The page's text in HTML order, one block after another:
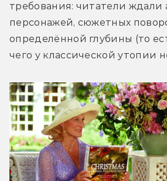
требования: читатели ждали
персонажей, сюжетных
определённой глубины (то
чего у классической утопии